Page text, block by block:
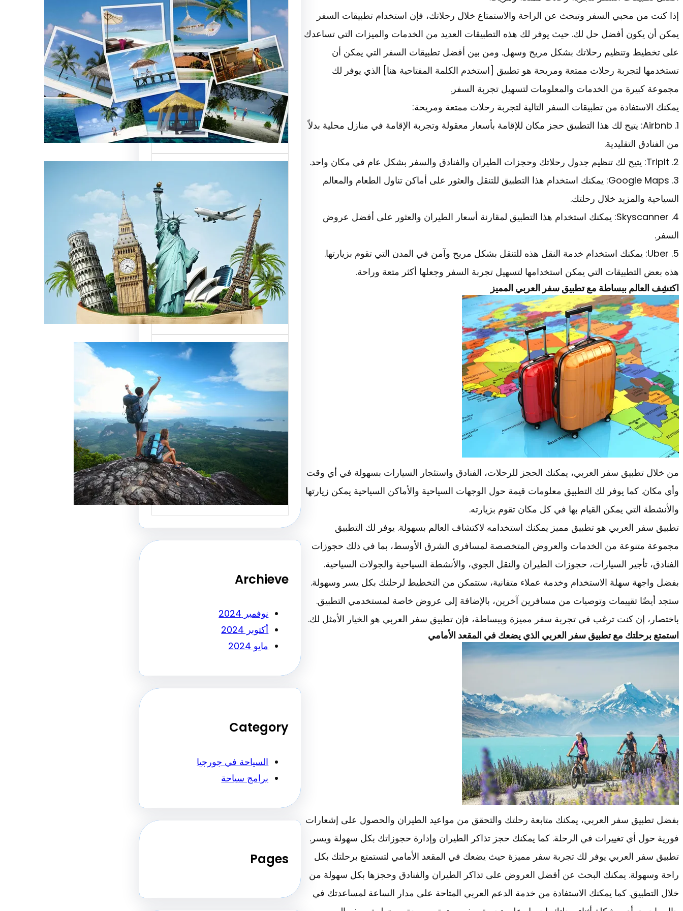
إذا كنت من محبي السفر وتبحث عن الراحة والاستمتاع خلال رحلاتك، فإن استخدام تطبيقات السفر
يمكن أن يكون أفضل حل لك. حيث يوفر لك هذه التطبيقات العديد من الخدمات والميزات التي تساعدك
على تخطيط وتنظيم رحلاتك بشكل مريح وسهل. ومن بين أفضل تطبيقات السفر التي يمكن أن
تستخدمها لتجربة رحلات ممتعة ومريحة هو تطبيق [استخدم الكلمة المفتاحية هنا] الذي يوفر لك
مجموعة كبيرة من الخدمات والمعلومات لتسهيل تجربة السفر.
يمكنك الاستفادة من تطبيقات السفر التالية لتجربة رحلات ممتعة ومريحة:
1. Airbnb: يتيح لك هذا التطبيق حجز مكان للإقامة بأسعار معقولة وتجربة الإقامة في منازل محلية بدلاً
من الفنادق التقليدية.
2. TripIt: يتيح لك تنظيم جدول رحلاتك وحجزات الطيران والفنادق والسفر بشكل عام في مكان واحد.
3. Google Maps: يمكنك استخدام هذا التطبيق للتنقل والعثور على أماكن تناول الطعام والمعالم
السياحية والمزيد خلال رحلتك.
4. Skyscanner: يمكنك استخدام هذا التطبيق لمقارنة أسعار الطيران والعثور على أفضل عروض
السفر.
5. Uber: يمكنك استخدام خدمة النقل هذه للتنقل بشكل مريح وآمن في المدن التي تقوم بزيارتها.
هذه بعض التطبيقات التي يمكن استخدامها لتسهيل تجربة السفر وجعلها أكثر متعة وراحة.
اكتشِف العالم ببساطة مع تطبيق سفر العربي المميز
من خلال تطبيق سفر العربي، يمكنك الحجز للرحلات، الفنادق واستئجار السيارات بسهولة في أي وقت
وأي مكان. كما يوفر لك التطبيق معلومات قيمة حول الوجهات السياحية والأماكن السياحية يمكن زيارتها
والأنشطة التي يمكن القيام بها في كل مكان تقوم بزيارته.
تطبيق سفر العربي هو تطبيق مميز يمكنك استخدامه لاكتشاف العالم بسهولة. يوفر لك التطبيق
مجموعة متنوعة من الخدمات والعروض المتخصصة لمسافري الشرق الأوسط، بما في ذلك حجوزات
الفنادق، تأجير السيارات، حجوزات الطيران والنقل الجوي، والأنشطة السياحية والجولات السياحية.
بفضل واجهة سهلة الاستخدام وخدمة عملاء متفانية، ستتمكن من التخطيط لرحلتك بكل يسر وسهولة.
ستجد أيضًا تقييمات وتوصيات من مسافرين آخرين، بالإضافة إلى عروض خاصة لمستخدمي التطبيق.
باختصار، إن كنت ترغب في تجربة سفر مميزة وببساطة، فإن تطبيق سفر العربي هو الخيار الأمثل لك.
استمتع برحلتك مع تطبيق سفر العربي الذي يضعك في المقعد الأمامي
بفضل تطبيق سفر العربي، يمكنك متابعة رحلتك والتحقق من مواعيد الطيران والحصول على إشعارات
فورية حول أي تغييرات في الرحلة. كما يمكنك حجز تذاكر الطيران وإدارة حجوزاتك بكل سهولة ويسر.
تطبيق سفر العربي يوفر لك تجربة سفر مميزة حيث يضعك في المقعد الأمامي لتستمتع برحلتك بكل
راحة وسهولة. يمكنك البحث عن أفضل العروض على تذاكر الطيران والفنادق وحجزها بكل سهولة من
خلال التطبيق. كما يمكنك الاستفادة من خدمة الدعم العربي المتاحة على مدار الساعة لمساعدتك في
أهمية وتأثير أسماء شركات
السياحة العالمية على
السوق
أسماء شركات السياحة
العالمية تعتبر من العناصر
الأساسية التي تؤثر…
تقدم شركات السياحة بمصر
خدمات متميزة للسائحين
الوافدين
شركات السياحة بمصر تقدم
خدمات متميزة للسائحين
الوافدين، حيث تعتبر…
تحسين خدمات رقم شركة
سياحة: أفضل الطرق لجذب
الزبائن وتحقيق النجاح
رقم شركة سياحة هو عامل
أساسي لجذب الزبائن وتحقيق
النجاح…
Archieve
نوفمبر 2024
أكتوبر 2024
مايو 2024
Category
السياحة في جورجيا
برامج سياحة
Pages